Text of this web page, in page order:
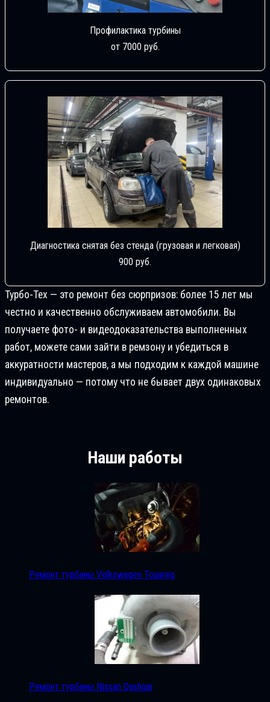
Профилактика турбины
от 7000 руб.
Диагностика снятая без стенда (грузовая и легковая)
900 руб.
Турбо-Тех — это ремонт без сюрпризов: более 15 лет мы
честно и качественно обслуживаем автомобили. Вы
получаете фото- и видеодоказательства выполненных
работ, можете сами зайти в ремзону и убедиться в
аккуратности мастеров, а мы подходим к каждой машине
индивидуально — потому что не бывает двух одинаковых
ремонтов.
Наши работы
Ремонт турбины Volkswagen Touareg
Ремонт турбины Nissan Qashqai